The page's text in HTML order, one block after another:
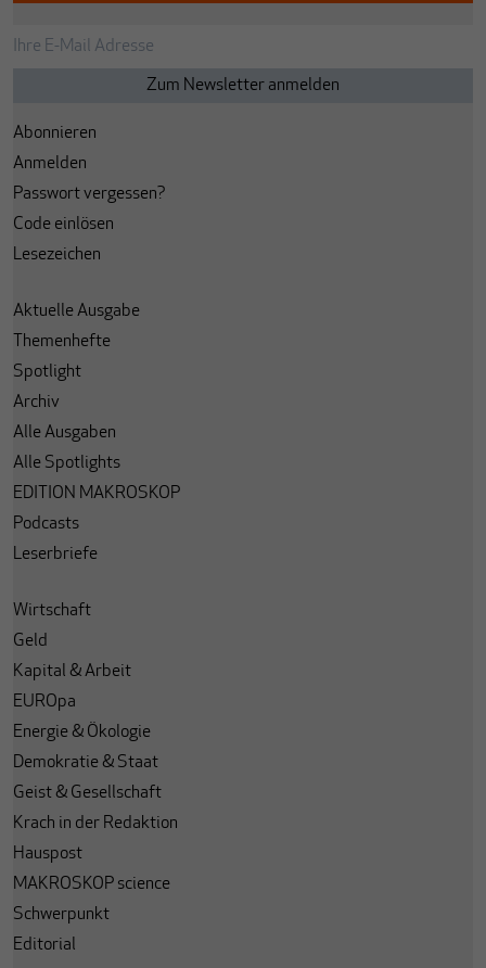
Abonnieren
Anmelden
Passwort vergessen?
Code einlösen
Lesezeichen
Aktuelle Ausgabe
Themenhefte
Spotlight
Archiv
Alle Ausgaben
Alle Spotlights
EDITION MAKROSKOP
Podcasts
Leserbriefe
Wirtschaft
Geld
Kapital & Arbeit
EUROpa
Energie & Ökologie
Demokratie & Staat
Geist & Gesellschaft
Krach in der Redaktion
Hauspost
MAKROSKOP science
Schwerpunkt
Editorial